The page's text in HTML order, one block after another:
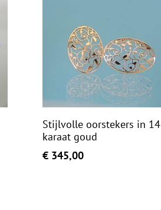
Stijlvolle oorstekers in 14
karaat goud
€ 345,00